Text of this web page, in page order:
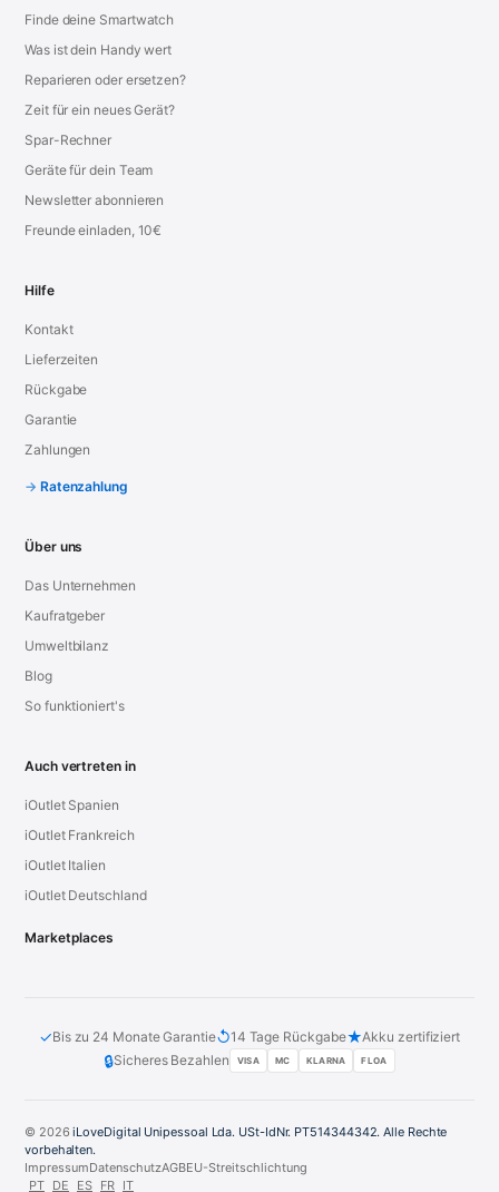
Finde deine Smartwatch
Was ist dein Handy wert
Reparieren oder ersetzen?
Zeit für ein neues Gerät?
Spar-Rechner
Geräte für dein Team
Newsletter abonnieren
Freunde einladen, 10€
Hilfe
Kontakt
Lieferzeiten
Rückgabe
Garantie
Zahlungen
Ratenzahlung
Über uns
Das Unternehmen
Kaufratgeber
Umweltbilanz
Blog
So funktioniert's
Auch vertreten in
iOutlet Spanien
iOutlet Frankreich
iOutlet Italien
iOutlet Deutschland
Marketplaces
✓Bis zu 24 Monate Garantie↺14 Tage Rückgabe★Akku zertifiziert
🔒Sicheres Bezahlen VISA MC KLARNA FLOA
© 2026iLoveDigital Unipessoal Lda. USt-IdNr. PT514344342. Alle Rechte
vorbehalten.
ImpressumDatenschutzAGBEU-Streitschlichtung
PT DE ES FR IT